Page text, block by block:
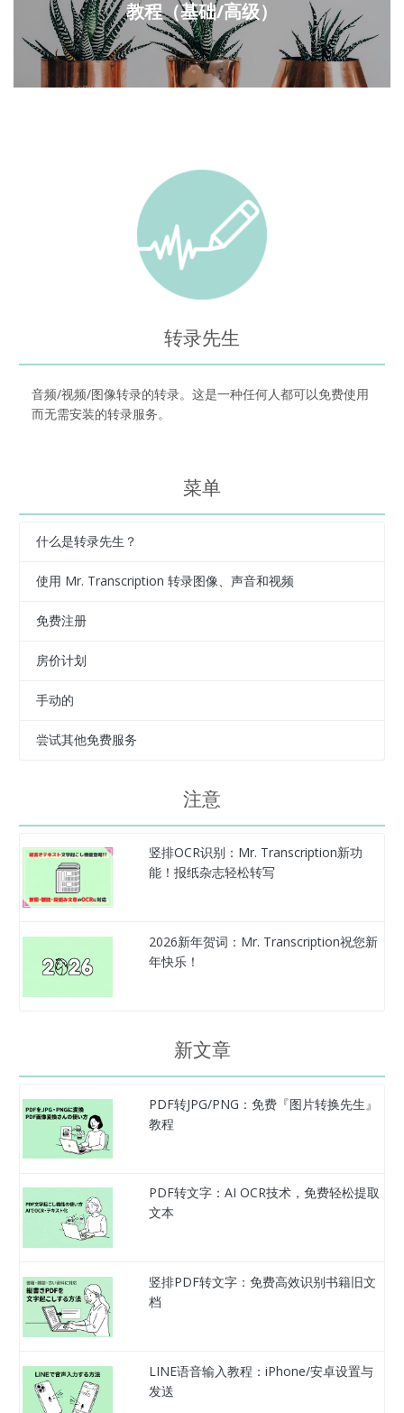
教程（基础/高级）
转录先生
音频/视频/图像转录的转录。这是一种任何人都可以免费使用
而无需安装的转录服务。
菜单
什么是转录先生？
使用 Mr. Transcription 转录图像、声音和视频
免费注册
房价计划
手动的
尝试其他免费服务
注意
竖排OCR识别：Mr. Transcription新功
能！报纸杂志轻松转写
2026新年贺词：Mr. Transcription祝您新
年快乐！
新文章
PDF转JPG/PNG：免费『图片转换先生』
教程
PDF转文字：AI OCR技术，免费轻松提取
文本
竖排PDF转文字：免费高效识别书籍旧文
档
LINE语音输入教程：iPhone/安卓设置与
发送